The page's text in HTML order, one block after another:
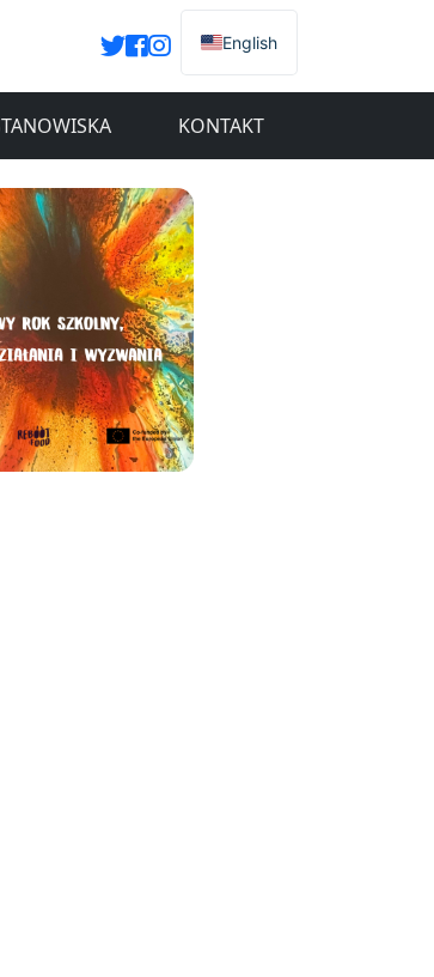
English
KONTAKT